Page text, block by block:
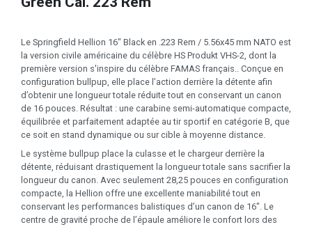
Le Springfield Hellion 16" Black en .223 Rem / 5.56x45 mm NATO est
la version civile américaine du célèbre HS Produkt VHS-2, dont la
première version s'inspire du célèbre FAMAS français.. Conçue en
configuration bullpup, elle place l’action derrière la détente afin
d’obtenir une longueur totale réduite tout en conservant un canon
de 16 pouces. Résultat : une carabine semi-automatique compacte,
équilibrée et parfaitement adaptée au tir sportif en catégorie B, que
ce soit en stand dynamique ou sur cible à moyenne distance.
Le système bullpup place la culasse et le chargeur derrière la
détente, réduisant drastiquement la longueur totale sans sacrifier la
longueur du canon. Avec seulement 28,25 pouces en configuration
compacte, la Hellion offre une excellente maniabilité tout en
conservant les performances balistiques d’un canon de 16". Le
centre de gravité proche de l’épaule améliore le confort lors des